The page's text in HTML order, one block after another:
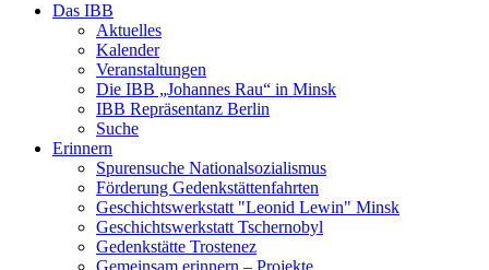
Das IBB
Aktuelles
Kalender
Veranstaltungen
Die IBB „Johannes Rau“ in Minsk
IBB Repräsentanz Berlin
Suche
Erinnern
Spurensuche Nationalsozialismus
Förderung Gedenkstättenfahrten
Geschichtswerkstatt "Leonid Lewin" Minsk
Geschichtswerkstatt Tschernobyl
Gedenkstätte Trostenez